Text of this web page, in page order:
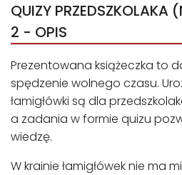
QUIZY PRZEDSZKOLAKA
2 - OPIS
Prezentowana książeczka to
spędzenie wolnego czasu.
łamigłówki są dla
a zadania w formie quizu
wiedzę.
W krainie łamigłówek nie ma